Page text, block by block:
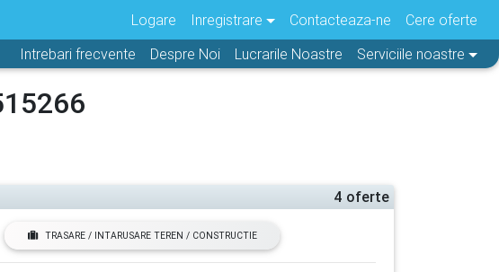
Logare Inregistrare Contacteaza-ne
Cere oferte
Serviciile noastre
Lucrarile Noastre
Despre Noi
Intrebari frecvente
4 oferte
TRASARE / INTARUSARE TEREN / CONSTRUCTIE